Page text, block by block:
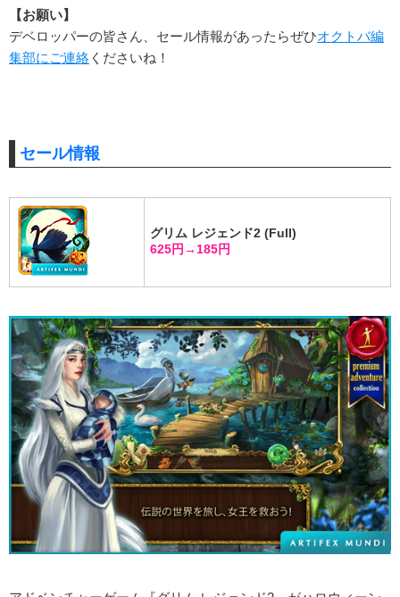
【お願い】
デベロッパーの皆さん、セール情報があったらぜひオクトバ編
集部にご連絡 くださいね！
セール情報
グリム レジェンド2 (Full)
625円→185円